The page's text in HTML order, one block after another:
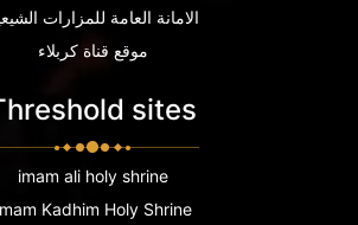
الامانة العامة للمزارات
موقع قناة كربلاء
sites
imam ali holy shrine
Kadhim Holy Shrine